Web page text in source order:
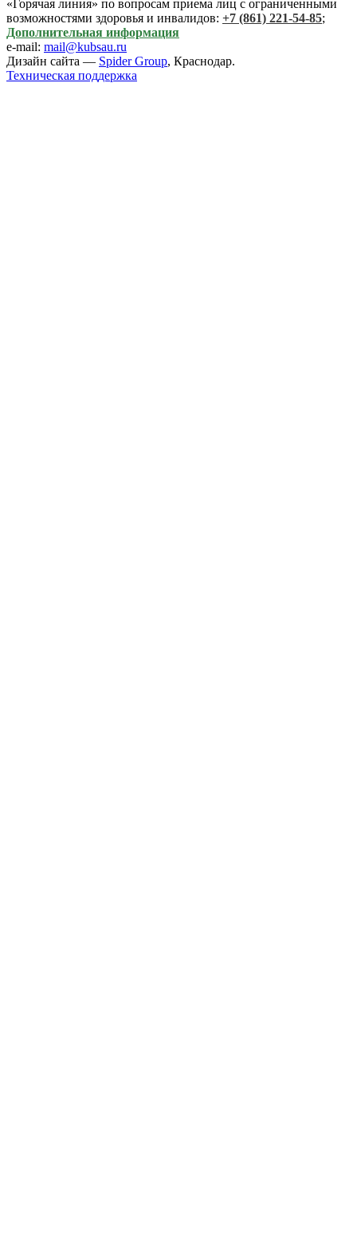
«Горячая линия» по вопросам приема лиц с ограниченными
возможностями здоровья и инвалидов: +7 (861) 221-54-85;
Дополнительная информация
e-mail: mail@kubsau.ru
Дизайн сайта — Spider Group, Краснодар.
Техническая поддержка